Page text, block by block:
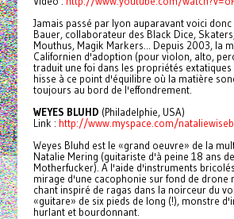
Jamais passé par lyon auparavant voici donc
Bauer, collaborateur des Black Dice,
Mouthus, Magik Markers... Depuis 2003, la
Californien d'adoption (pour violon, alto,
traduit une foi dans les propriétés extatiques
hisse à ce point d'équilibre où la matière
toujours au bord de l'effondrement.
WEYES BLUHD (Philadelphie, USA)
Link : http://www.myspace.com/nataliew
Weyes Bluhd est le «grand oeuvre» de la
Natalie Mering (guitariste d'à peine 18 ans
Motherfucker). A l'aide d'instruments
mirage d'une cacophonie sur fond de drone
chant inspiré de ragas dans la noirceur du
«guitare» de six pieds de long (!), monstre
hurlant et bourdonnant.